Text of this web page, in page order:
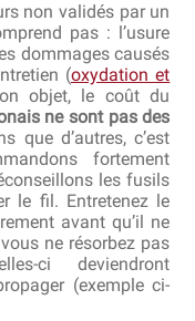
non validés par un
pas : l’usure
dommages causés
(oxydation et
objet, le coût du
ne sont pas des
que d’autres, c’est
fortement
les fusils
le fil. Entretenez le
avant qu’il ne
ne résorbez pas
ci deviendront
(exemple ci-